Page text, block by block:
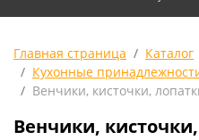
Главная страница Каталог
Кухонные
Венчики, кисточки,
Венчики,